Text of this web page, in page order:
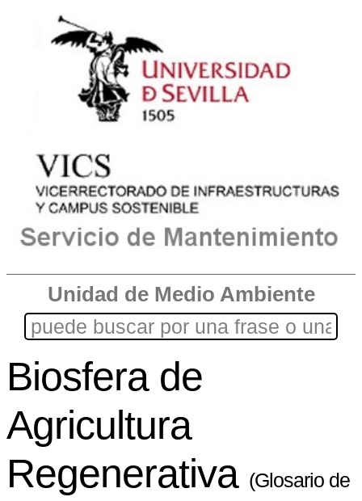
Unidad de Medio Ambiente
Biosfera de
Agricultura
Regenerativa (Glosario de